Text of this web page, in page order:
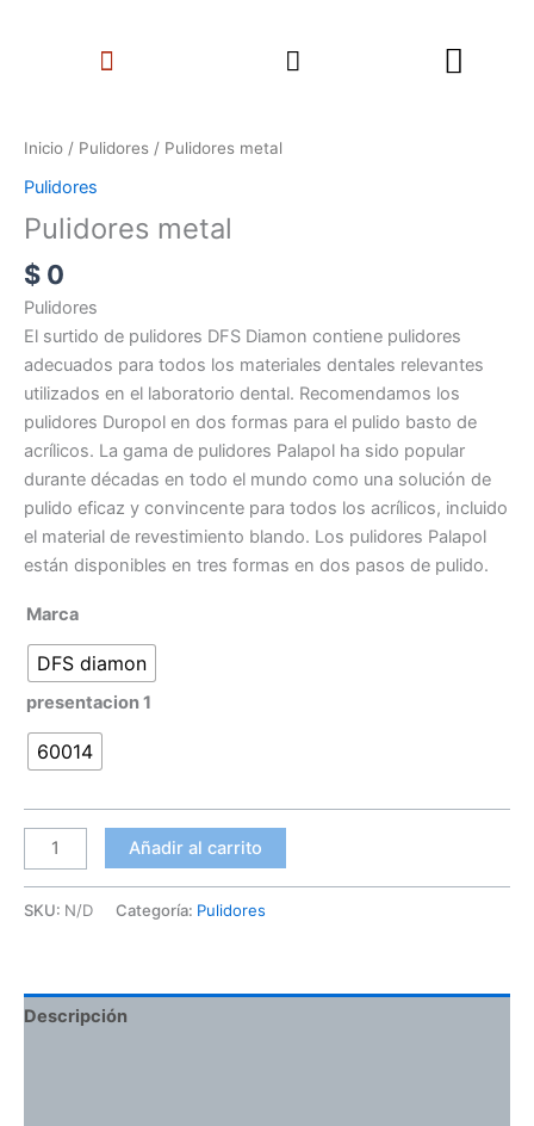
Menu Search
Inicio / Pulidores / Pulidores metal
Pulidores
Pulidores metal
$ 0
Pulidores
El surtido de pulidores DFS Diamon contiene pulidores
adecuados para todos los materiales dentales relevantes
utilizados en el laboratorio dental. Recomendamos los
pulidores Duropol en dos formas para el pulido basto de
acrílicos. La gama de pulidores Palapol ha sido popular
durante décadas en todo el mundo como una solución de
pulido eficaz y convincente para todos los acrílicos, incluido
el material de revestimiento blando. Los pulidores Palapol
están disponibles en tres formas en dos pasos de pulido.
Marca
DFS diamon
presentacion 1
60014
metal
Añadir al carrito
SKU: N/D Categoría: Pulidores
Descripción